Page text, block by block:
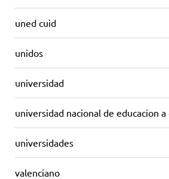
uned cuid
unidos
universidad
universidad nacional de educacion a
universidades
valenciano